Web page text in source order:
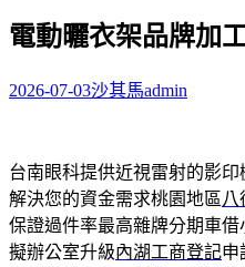
關
字:
電動曬衣架品牌加
2026-07-03沙其馬admin
台南眼科提供近視雷射的影印
解決您的資金需求桃園地區 八
保證過件率最高雜牌分期車
擬辦公室升級內湖工商登記申